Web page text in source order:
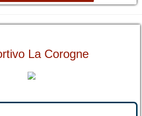
La Corogne